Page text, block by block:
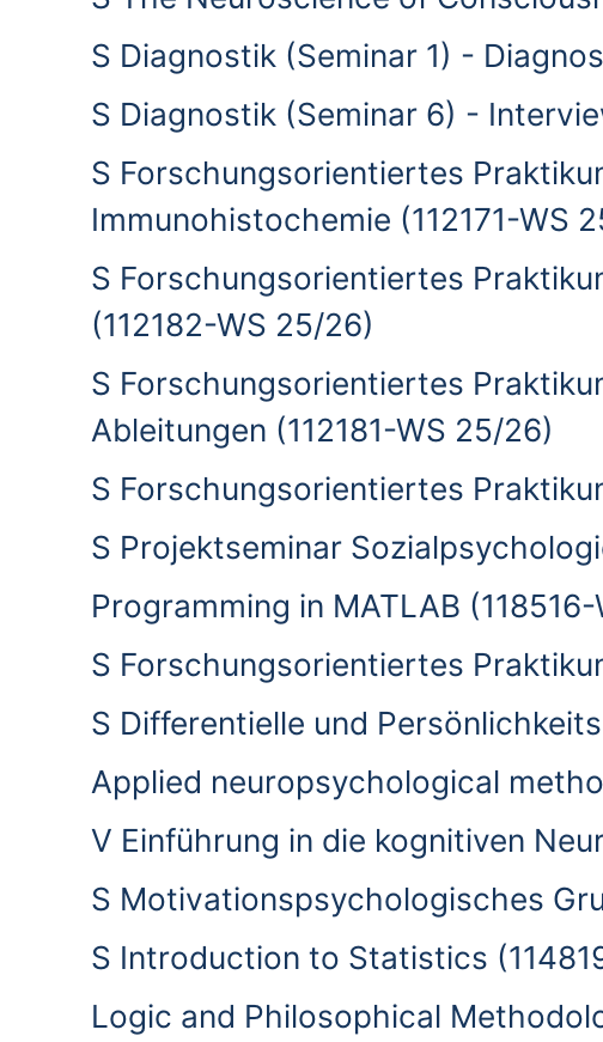
S Diagnostik (Seminar 1) -
S Diagnostik (Seminar 6) -
S Forschungsorientiertes
Immunohistochemie (112171-WS
S Forschungsorientiertes
(112182-WS 25/26)
S Forschungsorientiertes
Ableitungen (112181-WS 25/26)
S Forschungsorientiertes
S Projektseminar
Programming in MATLAB
S Forschungsorientiertes
S Differentielle und
Applied neuropsychological
V Einführung in die kognitiven
S Motivationspsychologisches
S Introduction to Statistics
Logic and Philosophical